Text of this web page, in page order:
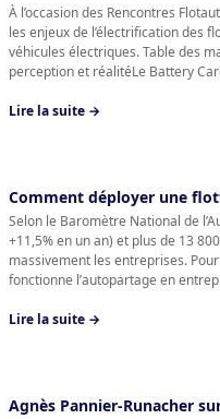
À l’occasion des Rencontres
les enjeux de l’électrification des
véhicules électriques. Table des
perception et réalitéLe Battery
Lire la suite →
Comment déployer une
Selon le Baromètre National de
+11,5% en un an) et plus de 13
massivement les entreprises.
fonctionne l’autopartage en
Lire la suite →
Agnès Pannier-Runacher